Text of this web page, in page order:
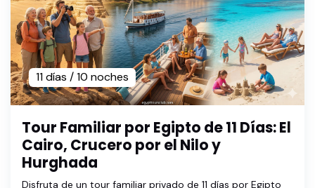
11 días / 10 noches
Tour Familiar por Egipto de 11 Días: El
Cairo, Crucero por el Nilo y
Hurghada
Disfruta de un tour familiar privado de 11 días por Egipto